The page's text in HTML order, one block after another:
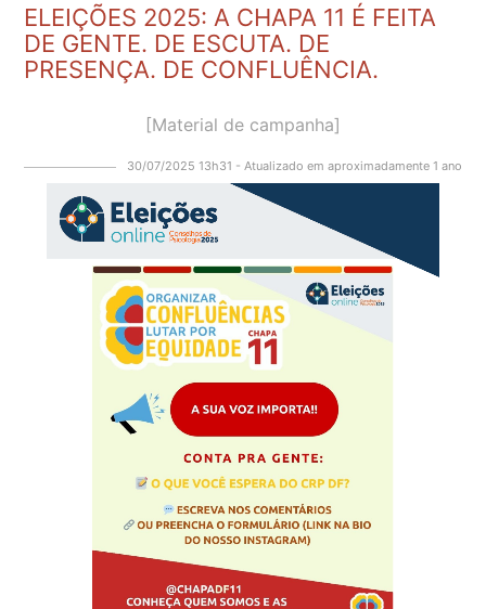
ELEIÇÕES 2025: A CHAPA 11 É FEITA
DE GENTE. DE ESCUTA. DE
PRESENÇA. DE CONFLUÊNCIA.
[Material de campanha]
30/07/2025 13h31 - Atualizado em aproximadamente 1 ano